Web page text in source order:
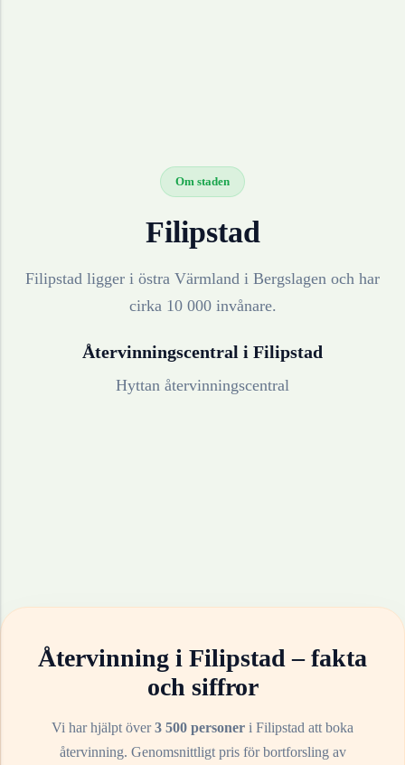
Om staden
Filipstad
Filipstad ligger i östra Värmland i Bergslagen och har
cirka 10 000 invånare.
Återvinningscentral i Filipstad
Hyttan återvinningscentral
Återvinning i Filipstad– fakta
och siffror
Vi har hjälpt över3 500 personer i Filipstad att boka
återvinning. Genomsnittligt pris för bortforsling av